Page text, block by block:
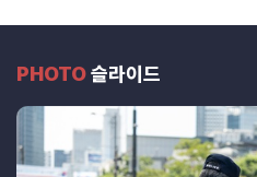
PHOTO슬라이드